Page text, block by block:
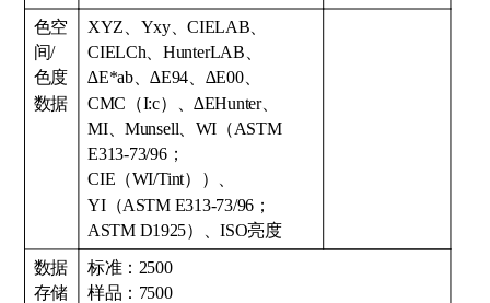
色空
间/
色度
数据
XYZ、Yxy、CIELAB、
CIELCh、HunterLAB、
∆E*ab、∆E94、∆E00、
CMC（I:c）、∆EHunter、
MI、Munsell、WI（ASTM
E313-73/96；
CIE（WI/Tint））、
YI（ASTM E313-73/96；
ASTM D1925）、ISO亮度
数据
存储
标准：2500
样品：7500